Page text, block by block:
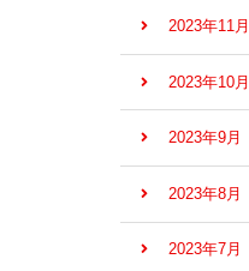
2023年11月
2023年10月
2023年9月
2023年8月
2023年7月